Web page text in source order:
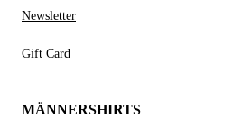
Newsletter
Gift Card
MÄNNERSHIRTS